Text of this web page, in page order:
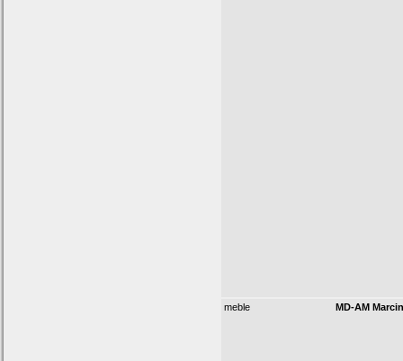
meble MD-AM